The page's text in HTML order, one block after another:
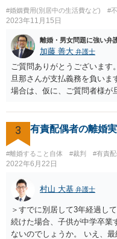
#婚姻費用(別居中の生活費など) #
2023年11月15日
離婚・男女問題に強い弁
加藤 善大 弁護士
ご質問ありがとうございます
旦那さんが支払義務を負いま
場合は、仮に、ご質問者様が
部の額を引いた額が婚姻費用
です。 また、離婚をする際
ます。 他方、旦那さんが住
あります。 その場合に、ご質
い場合は、実質的にご質問者
て、強制的にご自宅が売却
であれば、婚姻費用の額、親
きこと等も含め、お近くの
めることをお勧めします。
3 有責配偶者の離婚
#離婚すること自体 #裁判 #有責
2022年6月22日
村山 大基 弁護士
＞すでに別居して3年経過し
続けた場合、子供が中学卒業
ないのでしょうか。 いえ、